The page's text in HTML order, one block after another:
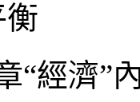
“經濟”